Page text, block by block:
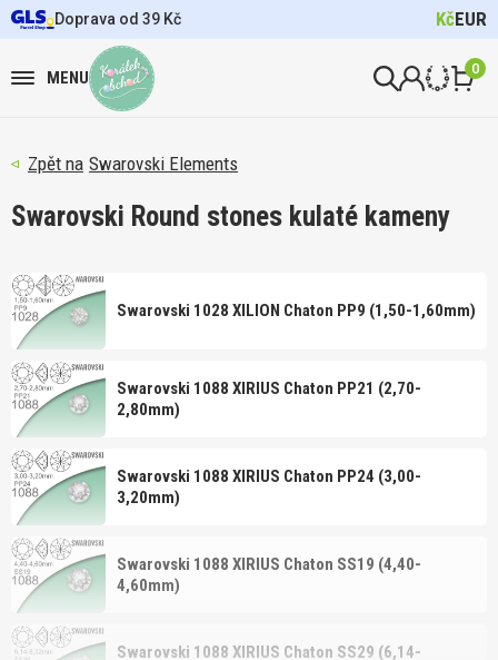
Doprava od 39 Kč KčEUR
MENU 0
Swarovski Elements
Swarovski Round stones kulaté kameny
Swarovski 1028 XILION Chaton PP9 (1,50-1,60mm)
Swarovski 1088 XIRIUS Chaton PP21 (2,70-
2,80mm)
Swarovski 1088 XIRIUS Chaton PP24 (3,00-
3,20mm)
Swarovski 1088 XIRIUS Chaton SS19 (4,40-
4,60mm)
Swarovski 1088 XIRIUS Chaton SS29 (6,14-